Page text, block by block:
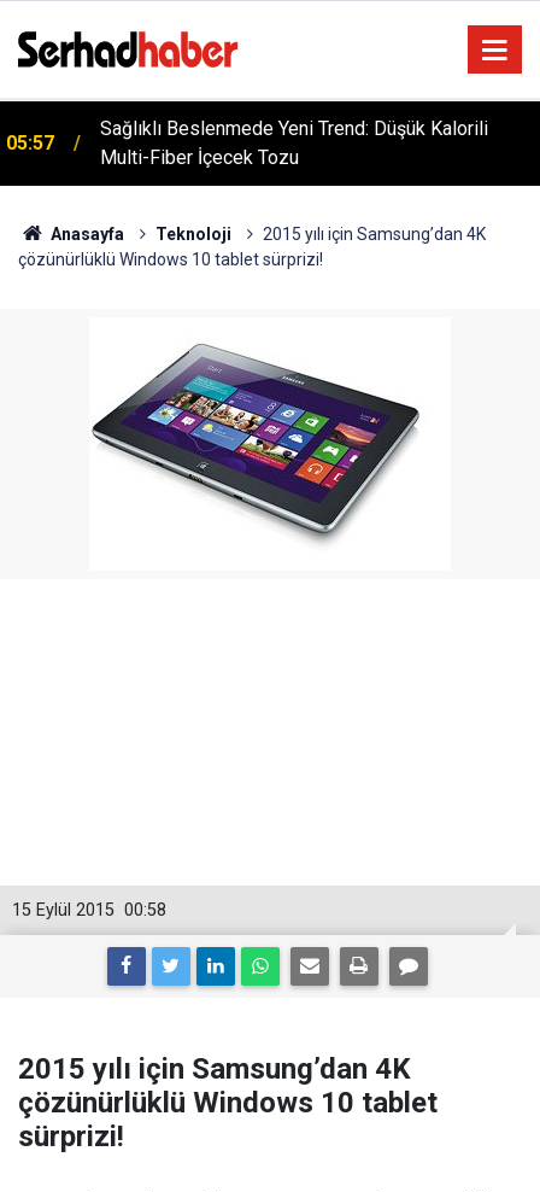
Sağlıklı Beslenmede Yeni Trend: Düşük Kalorili
Multi-Fiber İçecek Tozu
05:25
Dicle Üniversitesi'nden Türk Dünyası Hamlesi:
Cengiz Aytmatov Sempozyumu Diyarbakır'da!
Anasayfa Teknoloji
2015 yılı için Samsung’dan 4K
çözünürlüklü Windows 10 tablet sürprizi!
00:58
15 Eylül 2015
2015 yılı için Samsung’dan 4K
çözünürlüklü Windows 10 tablet
sürprizi!